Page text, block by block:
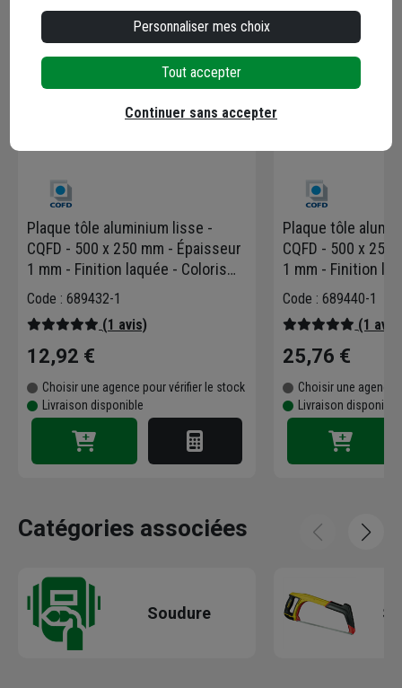
Plaque tôle aluminium lisse -
CQFD - 500 x 250 mm - Épaisseur
1 mm - Finition laquée - Coloris
blanc
Code : 689432-1
(1 avis)
12,92 €
Choisir une agence pour vérifier le stock
Livraison disponible
Plaque tôle
CQFD - 500 x 250
1 mm - Finition
noir
Code : 689440-1
(1
25,76 €
Choisir une agence
Livraison disponible
Catégories associées
Soudure
Personnaliser mes choix
Tout accepter
Continuer sans accepter